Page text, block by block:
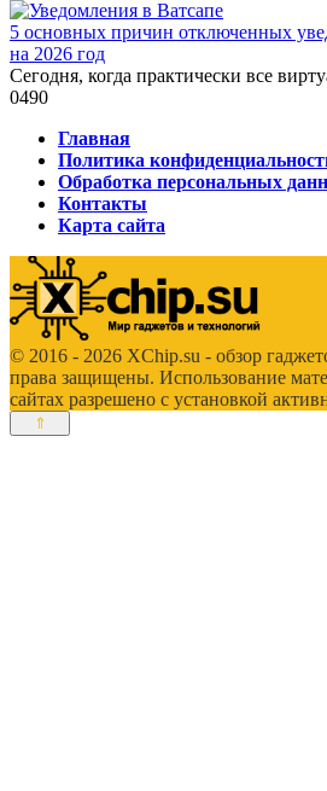
5 основных причин отключенных
на 2026 год
Сегодня, когда практически все
0490
Главная
Политика
Обработка персональных
Контакты
Карта сайта
© 2016 - 2026 XChip.su - обзор
права защищены. Использование
сайтах разрешено с установкой